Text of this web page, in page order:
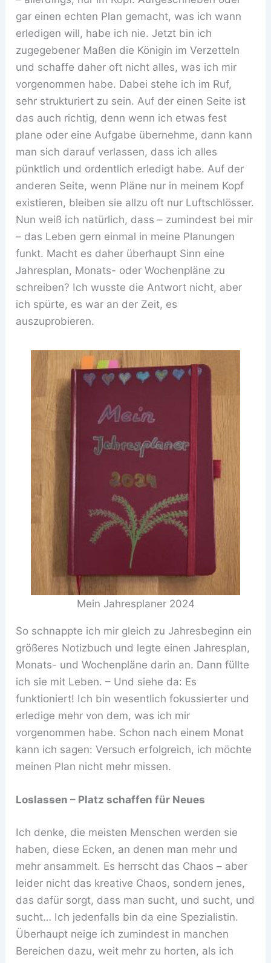
gar einen echten Plan gemacht, was ich wann
erledigen will, habe ich nie. Jetzt bin ich
zugegebener Maßen die Königin im Verzetteln
und schaffe daher oft nicht alles, was ich mir
vorgenommen habe. Dabei stehe ich im Ruf,
sehr strukturiert zu sein. Auf der einen Seite ist
das auch richtig, denn wenn ich etwas fest
plane oder eine Aufgabe übernehme, dann kann
man sich darauf verlassen, dass ich alles
pünktlich und ordentlich erledigt habe. Auf der
anderen Seite, wenn Pläne nur in meinem Kopf
existieren, bleiben sie allzu oft nur Luftschlösser.
Nun weiß ich natürlich, dass – zumindest bei mir
– das Leben gern einmal in meine Planungen
funkt. Macht es daher überhaupt Sinn eine
Jahresplan, Monats- oder Wochenpläne zu
schreiben? Ich wusste die Antwort nicht, aber
ich spürte, es war an der Zeit, es
auszuprobieren.
Mein Jahresplaner 2024
So schnappte ich mir gleich zu Jahresbeginn ein
größeres Notizbuch und legte einen Jahresplan,
Monats- und Wochenpläne darin an. Dann füllte
ich sie mit Leben. – Und siehe da: Es
funktioniert! Ich bin wesentlich fokussierter und
erledige mehr von dem, was ich mir
vorgenommen habe. Schon nach einem Monat
kann ich sagen: Versuch erfolgreich, ich möchte
meinen Plan nicht mehr missen.
Loslassen – Platz schaffen für Neues
Ich denke, die meisten Menschen werden sie
haben, diese Ecken, an denen man mehr und
mehr ansammelt. Es herrscht das Chaos – aber
leider nicht das kreative Chaos, sondern jenes,
das dafür sorgt, dass man sucht, und sucht, und
sucht… Ich jedenfalls bin da eine Spezialistin.
Überhaupt neige ich zumindest in manchen
Bereichen dazu, weit mehr zu horten, als ich